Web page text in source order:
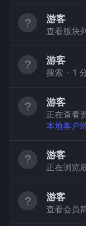
游客
查看版块
游客
搜索 1
游客
正在查看
本地客户
游客
正在浏览
游客
查看会员